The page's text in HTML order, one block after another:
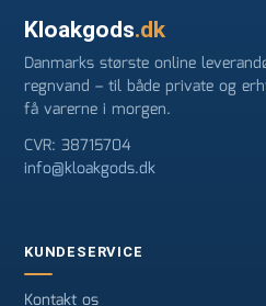
Kloakgods.dk
Danmarks største online
regnvand – til både private og
få varerne i morgen.
CVR: 38715704
info@kloakgods.dk
KUNDESERVICE
Kontakt os